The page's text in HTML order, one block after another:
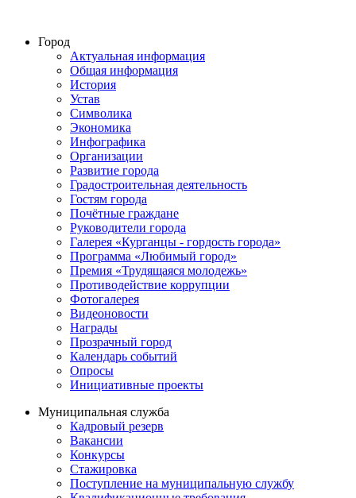
Город
Актуальная информация
Общая информация
История
Устав
Символика
Экономика
Инфографика
Организации
Развитие города
Градостроительная деятельность
Гостям города
Почётные граждане
Руководители города
Галерея «Курганцы - гордость города»
Программа «Любимый город»
Премия «Трудящаяся молодежь»
Противодействие коррупции
Фотогалерея
Видеоновости
Награды
Прозрачный город
Календарь событий
Опросы
Инициативные проекты
Муниципальная служба
Кадровый резерв
Вакансии
Конкурсы
Стажировка
Поступление на муниципальную службу